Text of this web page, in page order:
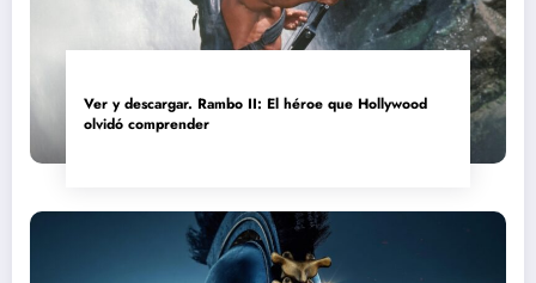
Ver y descargar. Rambo II: El héroe que Hollywood
olvidó comprender